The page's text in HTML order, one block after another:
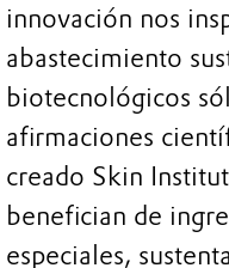
innovación nos
abastecimiento
biotecnológicos
afirmaciones
creado Skin
benefician de
especiales,